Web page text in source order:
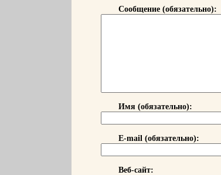
Сообщение (обязательно):
Имя (обязательно):
E-mail (обязательно):
Веб-сайт: